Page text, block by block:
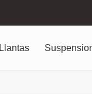
Llantas